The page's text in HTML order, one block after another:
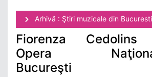
Arhivă : Ştiri muzicale din Bucuresti
Fiorenza Cedolins
Opera
Bucureşti